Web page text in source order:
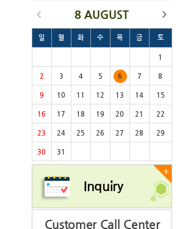
8 AUGUST
일 월 화 수 목 금 토
1
2 3 4 5 6 7 8
9 10 11 12 13 14 15
16 17 18 19 20 21 22
23 24 25 26 27 28 29
30 31
+
Inquiry
Customer Call Center